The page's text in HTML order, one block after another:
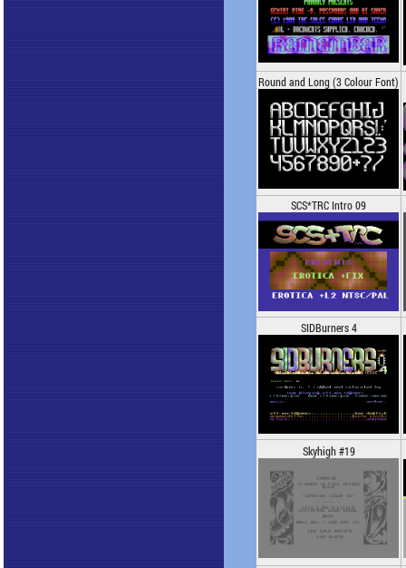
Round and Long (3 Colour Font)
SCS*TRC Intro 09
SIDBurners 4
Skyhigh #19